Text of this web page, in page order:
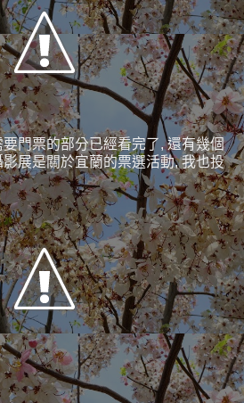
門票的部分已經看完了, 還有幾個
展是關於宜蘭的票選活動, 我也投